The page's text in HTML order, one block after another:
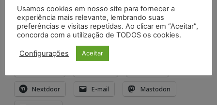
Compartilhe isso:
X Imprimir WhatsApp
Threads Facebook
Nextdoor E-mail Mastodon
Usamos cookies em nosso site para fornecer a
experiência mais relevante, lembrando suas
preferências e visitas repetidas. Ao clicar em “Aceitar”,
concorda com a utilização de TODOS os cookies.
Configurações Aceitar